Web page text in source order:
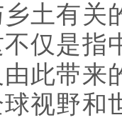
土有关
仅是指
此带来
视野和